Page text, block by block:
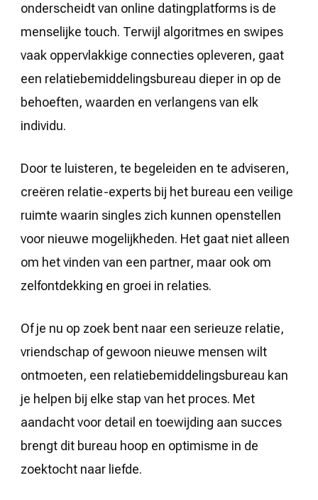
onderscheidt van online datingplatforms is de
menselijke touch. Terwijl algoritmes en swipes
vaak oppervlakkige connecties opleveren, gaat
een relatiebemiddelingsbureau dieper in op de
behoeften, waarden en verlangens van elk
individu.
Door te luisteren, te begeleiden en te adviseren,
creëren relatie-experts bij het bureau een veilige
ruimte waarin singles zich kunnen openstellen
voor nieuwe mogelijkheden. Het gaat niet alleen
om het vinden van een partner, maar ook om
zelfontdekking en groei in relaties.
Of je nu op zoek bent naar een serieuze relatie,
vriendschap of gewoon nieuwe mensen wilt
ontmoeten, een relatiebemiddelingsbureau kan
je helpen bij elke stap van het proces. Met
aandacht voor detail en toewijding aan succes
brengt dit bureau hoop en optimisme in de
zoektocht naar liefde.